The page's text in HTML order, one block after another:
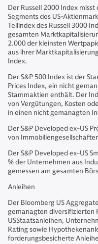
Der Russell 2000 Index
Segments des US-
Teilindex des Russell 3000
gesamten
2.000 der kleinsten
aus ihrer
Index.
Der S&P 500 Index ist der
Prices Index, ein nicht
Stammaktien enthält. Der
von Vergütungen, Kosten
in einen nicht gemanagten
Der S&P Developed ex-US
von
Der S&P Developed ex-US
% der Unternehmen aus
gemessen am gesamten
Anleihen
Der Bloomberg US
gemanagten diversifizierten
USStaatsanleihen,
Rating sowie
forderungsbesicherte